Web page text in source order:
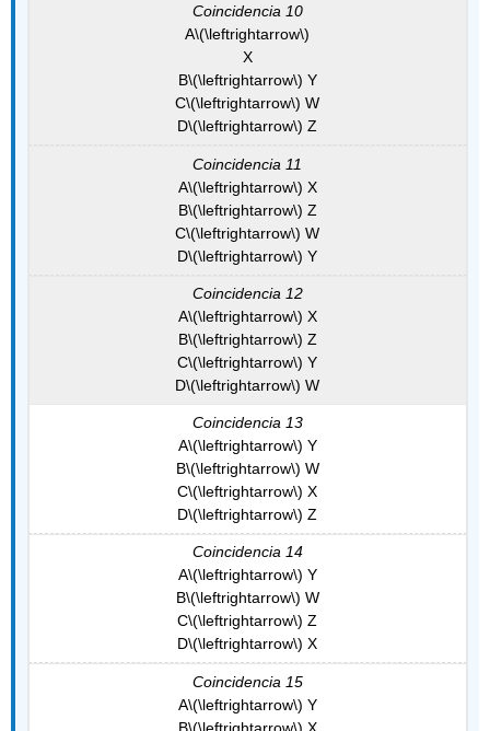
Coincidencia 10
A\(\leftrightarrow\)
X
B\(\leftrightarrow\) Y
C\(\leftrightarrow\) W
D\(\leftrightarrow\) Z
Coincidencia 11
A\(\leftrightarrow\) X
B\(\leftrightarrow\) Z
C\(\leftrightarrow\) W
D\(\leftrightarrow\) Y
Coincidencia 12
A\(\leftrightarrow\) X
B\(\leftrightarrow\) Z
C\(\leftrightarrow\) Y
D\(\leftrightarrow\) W
Coincidencia 13
A\(\leftrightarrow\) Y
B\(\leftrightarrow\) W
C\(\leftrightarrow\) X
D\(\leftrightarrow\) Z
Coincidencia 14
A\(\leftrightarrow\) Y
B\(\leftrightarrow\) W
C\(\leftrightarrow\) Z
D\(\leftrightarrow\) X
Coincidencia 15
A\(\leftrightarrow\) Y